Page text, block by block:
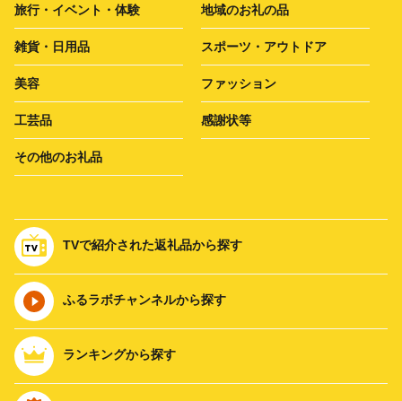
旅行・イベント・体験 地域のお礼の品
雑貨・日用品 スポーツ・アウトドア
美容 ファッション
工芸品 感謝状等
その他のお礼品
TVで紹介された返礼品から探す
ふるラボチャンネルから探す
ランキングから探す